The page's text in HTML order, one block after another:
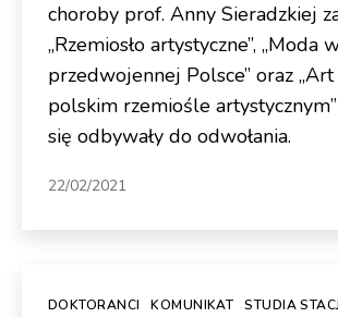
choroby prof. Anny Sieradzkiej
„Rzemiosło artystyczne”, „Moda
przedwojennej Polsce” oraz
polskim rzemiośle
się odbywały do odwołania.
22/02/2021
Kategorie
DOKTORANCI KOMUNIKAT STUDIA